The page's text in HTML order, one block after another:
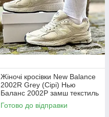
Жіночі кросівки New Balance
2002R Grey (Сірі) Нью
Баланс 2002Р замш текстиль
сітка демісезон
Готово до відправки